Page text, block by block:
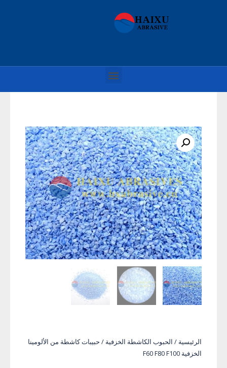
الرئيسية / الحبوب الكاشطة الخزفية / حبيبات كاشطة من الألومينا
الخزفية F60 F80 F100